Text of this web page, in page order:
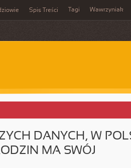
Spis Treści Tagi Wawrzyniak
DANYCH, W
MA SWÓJ